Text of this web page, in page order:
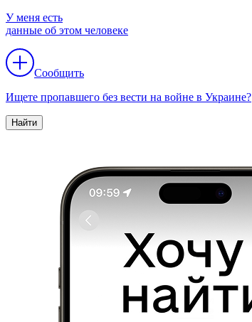
У меня есть
данные об этом человеке
Сообщить
Ищете пропавшего без вести на войне в Украине?
Найти